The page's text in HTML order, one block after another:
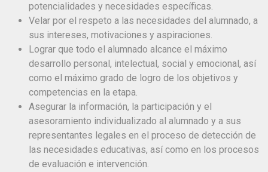
potencialidades y necesidades específicas.
Velar por el respeto a las necesidades del alumnado, a
sus intereses, motivaciones y aspiraciones.
Lograr que todo el alumnado alcance el máximo
desarrollo personal, intelectual, social y emocional, así
como el máximo grado de logro de los objetivos y
competencias en la etapa.
Asegurar la información, la participación y el
asesoramiento individualizado al alumnado y a sus
representantes legales en el proceso de detección de
las necesidades educativas, así como en los procesos
de evaluación e intervención.